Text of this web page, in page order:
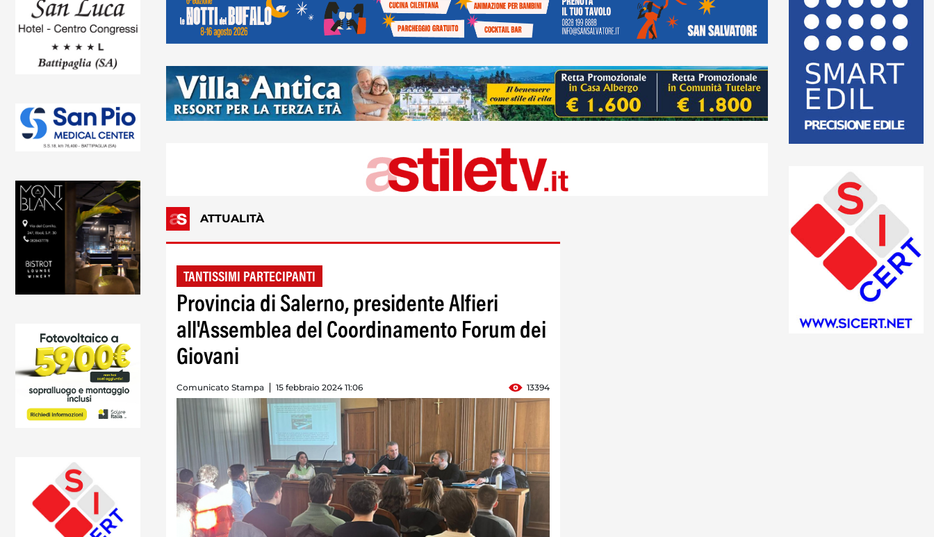
ATTUALITÀ
TANTISSIMI PARTECIPANTI
Provincia di Salerno, presidente Alfieri
all'Assemblea del Coordinamento Forum dei
Giovani
Comunicato Stampa 15 febbraio 2024 11:06 13394